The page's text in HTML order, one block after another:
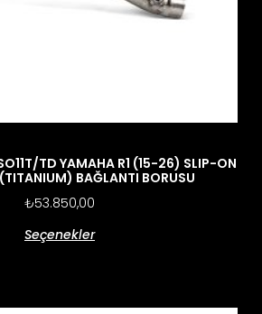
TD YAMAHA R1 (15-26) SLIP-ON
BAĞLANTI BORUSU
₺53.850,00
Seçenekler